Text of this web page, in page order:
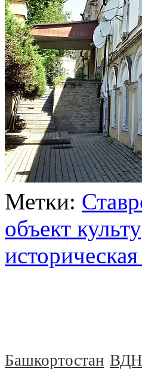
Метки:
объект
Башкортостан